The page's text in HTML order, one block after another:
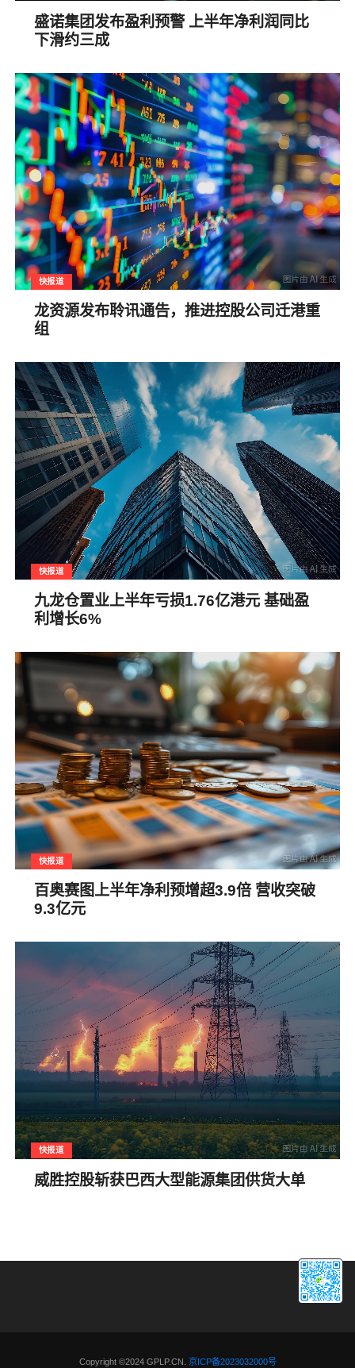
盛诺集团发布盈利预警 上半年净利润同比
下滑约三成
快报道
龙资源发布聆讯通告，推进控股公司迁港重
组
快报道
九龙仓置业上半年亏损1.76亿港元 基础盈
利增长6%
快报道
百奥赛图上半年净利预增超3.9倍 营收突破
9.3亿元
快报道
威胜控股斩获巴西大型能源集团供货大单
Copyright ©2024 GPLP.CN. 京ICP备2023032000号